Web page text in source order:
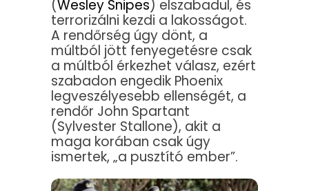
(Wesley Snipes) elszabadul, és
terrorizálni kezdi a lakosságot.
A rendőrség úgy dönt, a
múltból jött fenyegetésre csak
a múltból érkezhet válasz, ezért
szabadon engedik Phoenix
legveszélyesebb ellenségét, a
rendőr John Spartant
(Sylvester Stallone), akit a
maga korában csak úgy
ismertek, „a pusztító ember”.